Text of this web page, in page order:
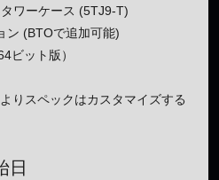
ワーケース (5TJ9-T)
ン (BTOで追加可能)
ビット版）
りスペックはカスタマイズする
日